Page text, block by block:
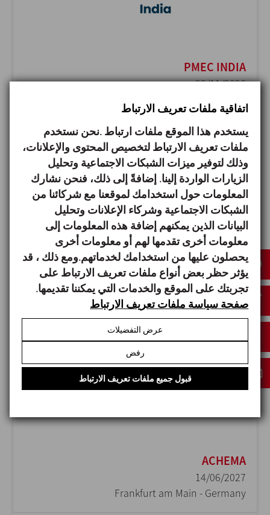
PMEC INDIA
23/11/2026
ANUGA FOODTEC
23/02/2027
Cologne - Germany
ACHEMA
14/06/2027
Frankfurt am Main - Germany
اتفاقية ملفات تعريف الارتباط
يستخدم هذا الموقع ملفات ارتباط .نحن نستخدم
ملفات تعريف الارتباط لتخصيص المحتوى والإعلانات،
وذلك لتوفير ميزات الشبكات الاجتماعية وتحليل
الزيارات الواردة إلينا. إضافةً إلى ذلك، فنحن نشارك
المعلومات حول استخدامك لموقعنا مع شركائنا من
الشبكات الاجتماعية وشركاء الإعلانات وتحليل
البيانات الذين يمكنهم إضافة هذه المعلومات إلى
معلومات أخرى تقدمها لهم أو معلومات أخرى
يحصلون عليها من استخدامك لخدماتهم.ومع ذلك ، قد
يؤثر حظر بعض أنواع ملفات تعريف الارتباط على
تجربتك على الموقع والخدمات التي يمكننا تقديمها.
صفحة سياسة ملفات تعريف الارتباط
عرض التفضيلات
رفض
قبول جميع ملفات تعريف الارتباط